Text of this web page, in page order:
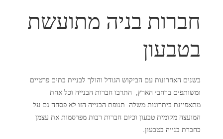
חברות בניה מתועשת
בטבעון
בשנים האחרונות עם הביקוש הגודל והולך לבניית בתים פרטיים
ומשותפים ברחבי הארץ, התרבו חברות הבנייה וכל אחת
מתאפיינת ביתרונות משלה. תנופת הבנייה הזו לא פסחה גם על
המועצה מקומית טבעון וכיום חברות רבות מפרסמות את עצמן
כחברת בנייה בטבעון.